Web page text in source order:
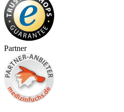
Partner